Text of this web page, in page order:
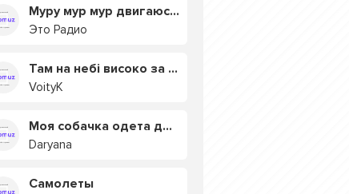
Муру мур мур двигаюсь на мурмулях
Это Радио
Там на небі високо за хмарами
VoityK
Моя собачка одета дороже тебя
Daryana
Самолеты